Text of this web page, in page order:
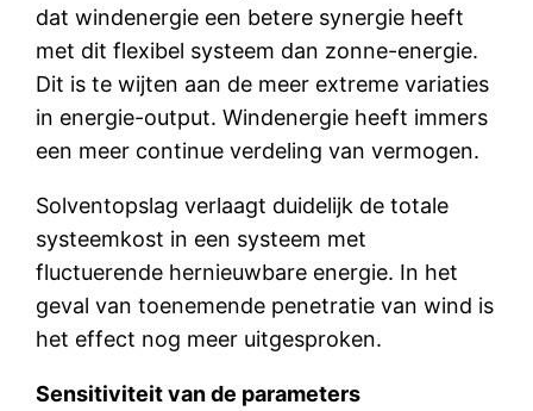
dat windenergie een betere synergie heeft
met dit flexibel systeem dan zonne-energie.
Dit is te wijten aan de meer extreme variaties
in energie-output. Windenergie heeft immers
een meer continue verdeling van vermogen.
Solventopslag verlaagt duidelijk de totale
systeemkost in een systeem met
fluctuerende hernieuwbare energie. In het
geval van toenemende penetratie van wind is
het effect nog meer uitgesproken.
Sensitiviteit van de parameters